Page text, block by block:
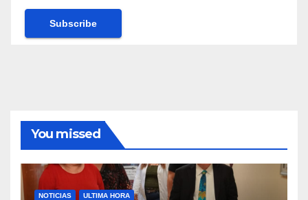
You missed
NOTICIAS ULTIMA HORA